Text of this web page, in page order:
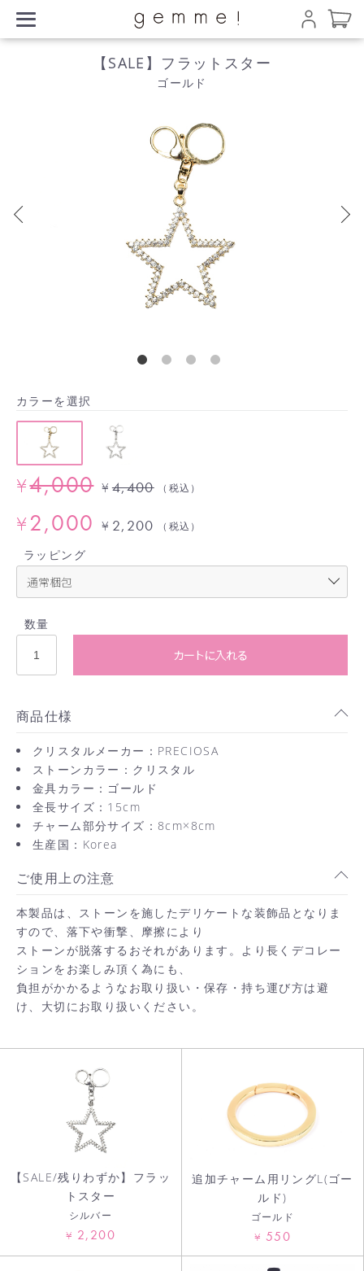
【SALE】フラットスター
ゴールド
カラーを選択
¥4,000
¥2,000
¥ 4,400 （税込）
¥ 2,200 （税込）
ラッピング
数量
カートに入れる
お買い物を続ける
商品仕様
クリスタルメーカー：PRECIOSA
ストーンカラー：クリスタル
金具カラー：ゴールド
全長サイズ：15cm
チャーム部分サイズ：8cm×8cm
生産国：Korea
ご使用上の注意
本製品は、ストーンを施したデリケートな装飾品となりま
すので、落下や衝撃、摩擦により
ストーンが脱落するおそれがあります。より長くデコレー
ションをお楽しみ頂く為にも、
負担がかかるようなお取り扱い・保存・持ち運び方は避
け、大切にお取り扱いください。
【SALE/残りわずか】フラッ
トスター
シルバー
¥ 2,200
追加チャーム用リングL(ゴー
ルド)
ゴールド
¥ 550